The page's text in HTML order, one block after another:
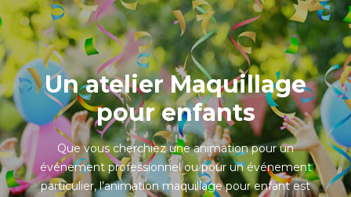
Un atelier Maquillage
pour enfants
Que vous cherchiez une animation pour un
événement professionnel ou pour un événement
particulier, l’animation maquillage pour enfant est